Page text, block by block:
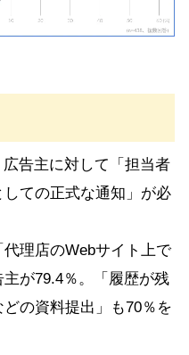
告主に対して「担当者
ての正式な通知」が必
理店のWebサイト上で
が79.4％。「履歴が残
の資料提出」も70％を